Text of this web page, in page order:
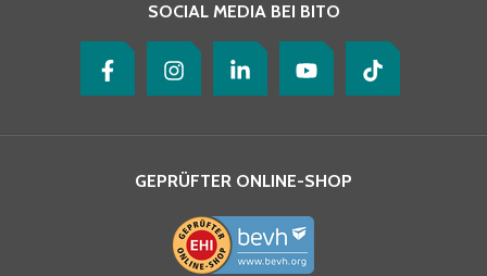
SOCIAL MEDIA BEI BITO
GEPRÜFTER ONLINE-SHOP